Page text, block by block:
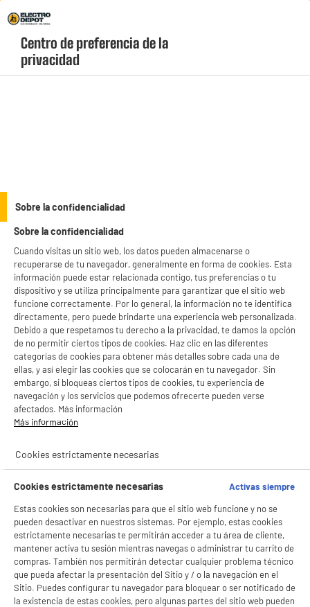
Menú
geolocation-header-icon-text
account
lighting AAPLE
Rechazar todas
BIENVENIDO a ELECTRO
DEPOT
Con el fin de mejorar tu experiencia, y tras tu consentimiento, ELECTRO DEPOT
y sus socios utilizan cookies que procesan tus datos personales para:
- compartir contenido adaptado a tus preferencias
Centro de preferencia de la
privacidad
Sobre la confidencialidad
Sobre la confidencialidad
Cuando visitas un sitio web, los datos pueden almacenarse o
recuperarse de tu navegador, generalmente en forma de cookies. Esta
información puede estar relacionada contigo, tus preferencias o tu
dispositivo y se utiliza principalmente para garantizar que el sitio web
funcione correctamente. Por lo general, la información no te identifica
directamente, pero puede brindarte una experiencia web personalizada.
Debido a que respetamos tu derecho a la privacidad, te damos la opción
de no permitir ciertos tipos de cookies. Haz clic en las diferentes
categorías de cookies para obtener más detalles sobre cada una de
ellas, y así elegir las cookies que se colocarán en tu navegador. Sin
embargo, si bloqueas ciertos tipos de cookies, tu experiencia de
navegación y los servicios que podemos ofrecerte pueden verse
afectados. Más información
Más información
Cookies estrictamente necesarias
Cookies estrictamente necesarias
Activas siempre
Estas cookies son necesarias para que el sitio web funcione y no se
pueden desactivar en nuestros sistemas. Por ejemplo, estas cookies
estrictamente necesarias te permitirán acceder a tu área de cliente,
mantener activa tu sesión mientras navegas o administrar tu carrito de
compras. También nos permitirán detectar cualquier problema técnico
que pueda afectar la presentación del Sitio y / o la navegación en el
Sitio. Puedes configurar tu navegador para bloquear o ser notificado de
la existencia de estas cookies, pero algunas partes del sitio web pueden